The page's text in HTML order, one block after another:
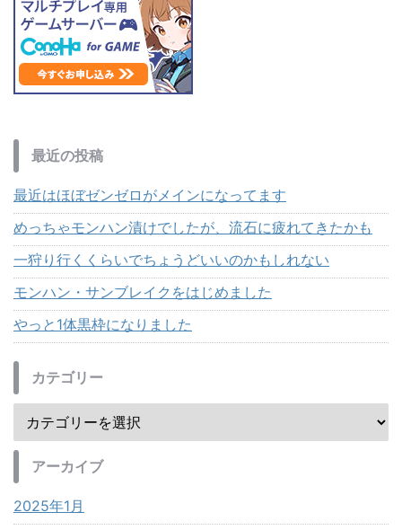
最近の投稿
最近はほぼゼンゼロがメインになってます
めっちゃモンハン漬けでしたが、流石に疲れてきたかも
一狩り行くくらいでちょうどいいのかもしれない
モンハン・サンブレイクをはじめました
やっと1体黒枠になりました
カテゴリー
アーカイブ
2025年1月